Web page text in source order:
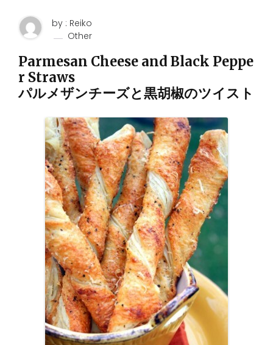
by : Reiko
Other
Parmesan Cheese and Black Peppe
r Straws
パルメザンチーズと黒胡椒のツイスト